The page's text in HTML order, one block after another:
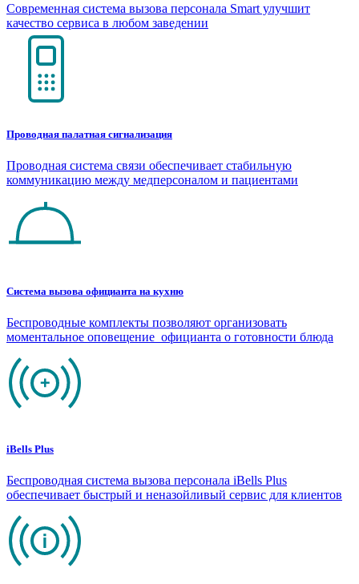
Современная система вызова персонала Smart улучшит
качество сервиса в любом заведении
Проводная палатная сигнализация
Проводная система связи обеспечивает стабильную
коммуникацию между медперсоналом и пациентами
Система вызова официанта на кухню
Беспроводные комплекты позволяют организовать
моментальное оповещение официанта о готовности блюда
iBells Plus
Беспроводная система вызова персонала iBells Plus
обеспечивает быстрый и неназойливый сервис для клиентов